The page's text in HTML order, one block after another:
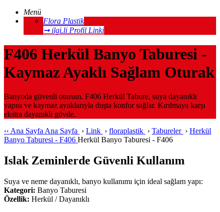
Menü
Flora Plastik
➞ ilgi.li Profil Linki
F406 Herkül Banyo Taburesi -
Kaymaz Ayaklı Sağlam Oturak
Banyoda güvenli oturum. F406 Herkül Tabure, suya dayanıklı
yapısı ve kaymaz ayaklarıyla duşta konfor sağlar. Kırılmaya karşı
ekstra dayanıklı gövde.
‹‹ Ana Sayfa Ana Sayfa › Link › floraplastik › Tabureler › Herkül
Banyo Taburesi - F406 Herkül Banyo Taburesi - F406
Islak Zeminlerde Güvenli Kullanım
Suya ve neme dayanıklı, banyo kullanımı için ideal sağlam yapı:
Kategori: Banyo Taburesi
Özellik: Herkül / Dayanıklı